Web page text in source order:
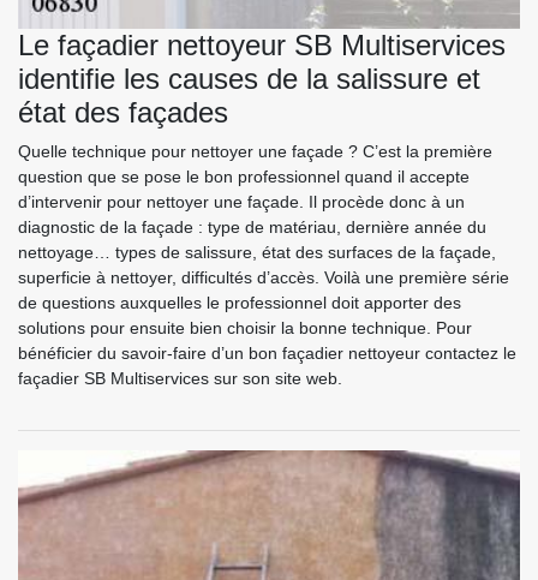
Le façadier nettoyeur SB Multiservices
identifie les causes de la salissure et
état des façades
Quelle technique pour nettoyer une façade ? C’est la première
question que se pose le bon professionnel quand il accepte
d’intervenir pour nettoyer une façade. Il procède donc à un
diagnostic de la façade : type de matériau, dernière année du
nettoyage… types de salissure, état des surfaces de la façade,
superficie à nettoyer, difficultés d’accès. Voilà une première série
de questions auxquelles le professionnel doit apporter des
solutions pour ensuite bien choisir la bonne technique. Pour
bénéficier du savoir-faire d’un bon façadier nettoyeur contactez le
façadier SB Multiservices sur son site web.